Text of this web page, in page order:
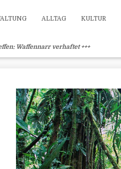
ALLTAG KULTUR
Waffennarr verhaftet +++